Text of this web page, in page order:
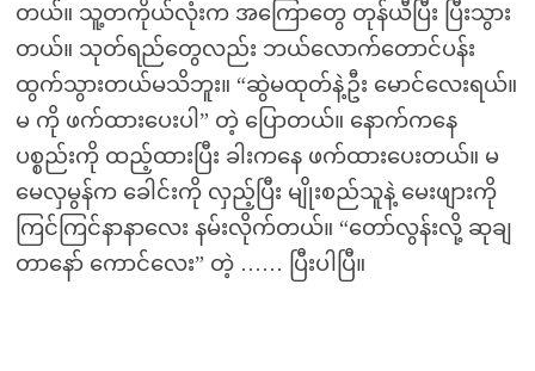
တယ်။ သူ့တကိုယ်လုံးက အကြောတွေ တုန်ယီပြီး ပြီးသွား
တယ်။ သုတ်ရည်တွေလည်း ဘယ်လောက်တောင်ပန်း
ထွက်သွားတယ်မသိဘူး။ “ဆွဲမထုတ်နဲ့ဦး မောင်လေးရယ်။
မ ကို ဖက်ထားပေးပါ” တဲ့ ပြောတယ်။ နောက်ကနေ
ပစ္စည်းကို ထည့်ထားပြီး ခါးကနေ ဖက်ထားပေးတယ်။ မ
မေလှမွန်က ခေါင်းကို လှည့်ပြီး မျိုးစည်သူနဲ့ မေးဖျားကို
ကြင်ကြင်နာနာလေး နမ်းလိုက်တယ်။ “တော်လွန်းလို့ ဆုချ
တာနော် ကောင်လေး” တဲ့ …… ပြီးပါပြီ။